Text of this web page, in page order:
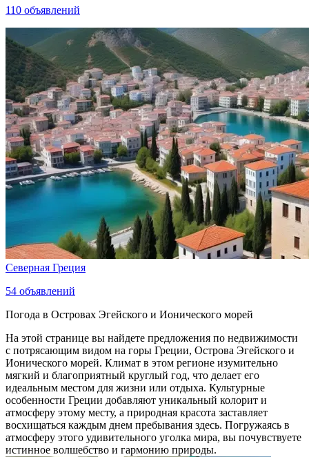
110 объявлений
Северная Греция
54 объявлений
Погода в Островах Эгейского и Ионического морей
На этой странице вы найдете предложения по недвижимости
с потрясающим видом на горы Греции, Острова Эгейского и
Ионического морей. Климат в этом регионе изумительно
мягкий и благоприятный круглый год, что делает его
идеальным местом для жизни или отдыха. Культурные
особенности Греции добавляют уникальный колорит и
атмосферу этому месту, а природная красота заставляет
восхищаться каждым днем пребывания здесь. Погружаясь в
атмосферу этого удивительного уголка мира, вы почувствуете
истинное волшебство и гармонию природы.